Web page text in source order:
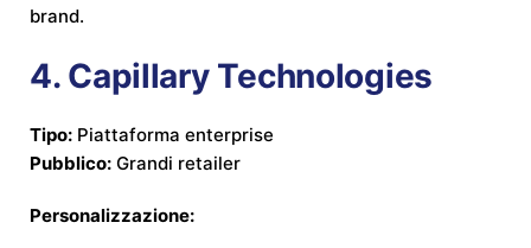
brand.
4. Capillary Technologies
Tipo: Piattaforma enterprise
Pubblico: Grandi retailer
Personalizzazione: